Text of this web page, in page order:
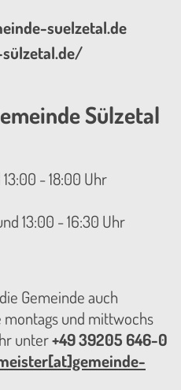
suelzetal.de
Sülzetal
- 18:00 Uhr
13:00 - 16:30 Uhr
Gemeinde auch
und mittwochs
unter+49 39205 646-0